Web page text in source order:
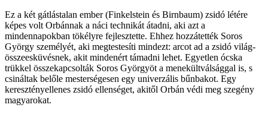
Ez a két gátlástalan ember (Finkelstein és Birnbaum) zsidó létére
képes volt Orbánnak a náci technikát átadni, aki azt a
mindennapokban tökélyre fejlesztette. Ehhez hozzátették Soros
György személyét, aki megtestesíti mindezt: arcot ad a zsidó világ-
összeesküvésnek, akit mindenért támadni lehet. Egyetlen ócska
trükkel összekapcsolták Soros Györgyöt a menekültválsággal is, s
csináltak belőle mesterségesen egy univerzális bűnbakot. Egy
keresztényellenes zsidó ellenséget, akitől Orbán védi meg szegény
magyarokat.